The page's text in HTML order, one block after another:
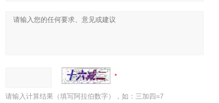
请输入计算结果（填写阿拉伯数字），如：三加四=7